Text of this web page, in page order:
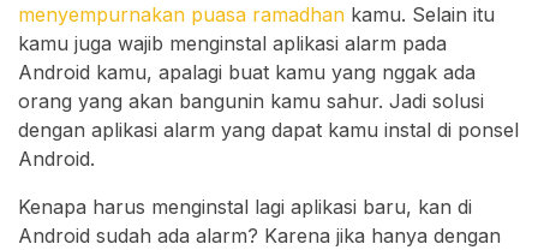
menyempurnakan puasa ramadhan kamu. Selain itu
kamu juga wajib menginstal aplikasi alarm pada
Android kamu, apalagi buat kamu yang nggak ada
orang yang akan bangunin kamu sahur. Jadi solusi
dengan aplikasi alarm yang dapat kamu instal di ponsel
Android.
Kenapa harus menginstal lagi aplikasi baru, kan di
Android sudah ada alarm? Karena jika hanya dengan